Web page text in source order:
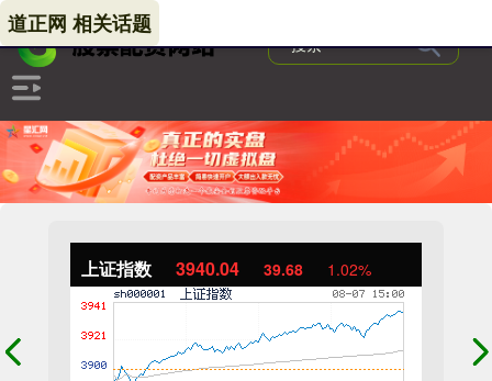
上证指数 3940.04 39.68 1.02%
道正网 相关话题